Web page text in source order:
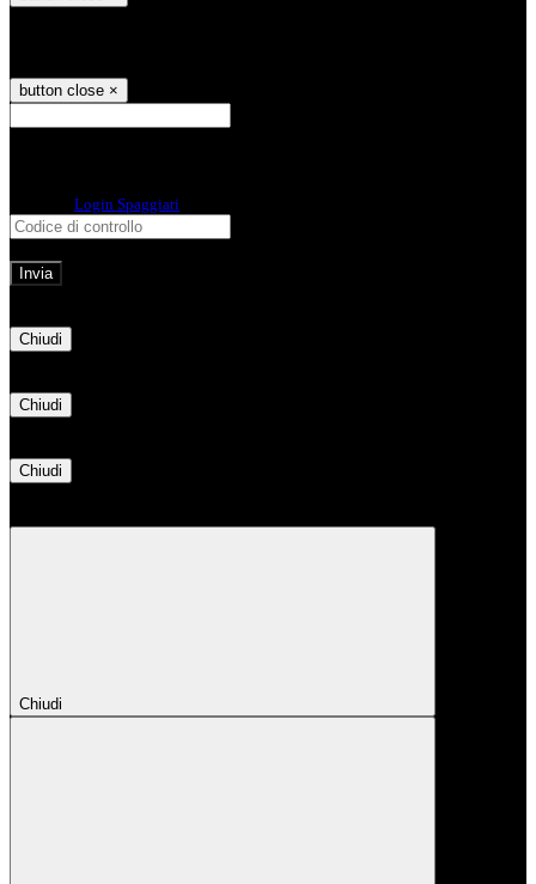
button close ×
Login Spaggiari
Chiudi
Chiudi
Chiudi
Chiudi